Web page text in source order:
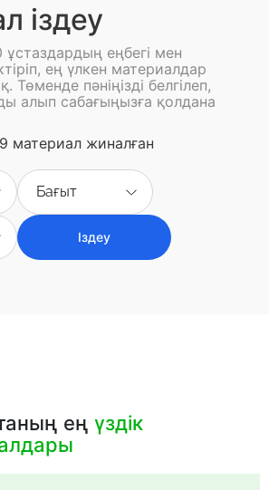
іздеу
ұстаздардың еңбегі мен
ең үлкен материалдар
Төменде пәніңізді белгілеп,
алып сабағыңызға қолдана
материал жиналған
Бағыт
Іздеу
еңүздік